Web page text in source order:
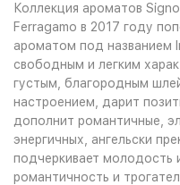
Артикул: 6761309609
3 315 ₽
Коллекция ароматов
Ferragamo в 2017 году
ароматом под названием
свободным и легким
густым, благородным
настроением, дарит
дополнит романтичные,
энергичных, ангельски
подчеркивает молодость
романтичность и